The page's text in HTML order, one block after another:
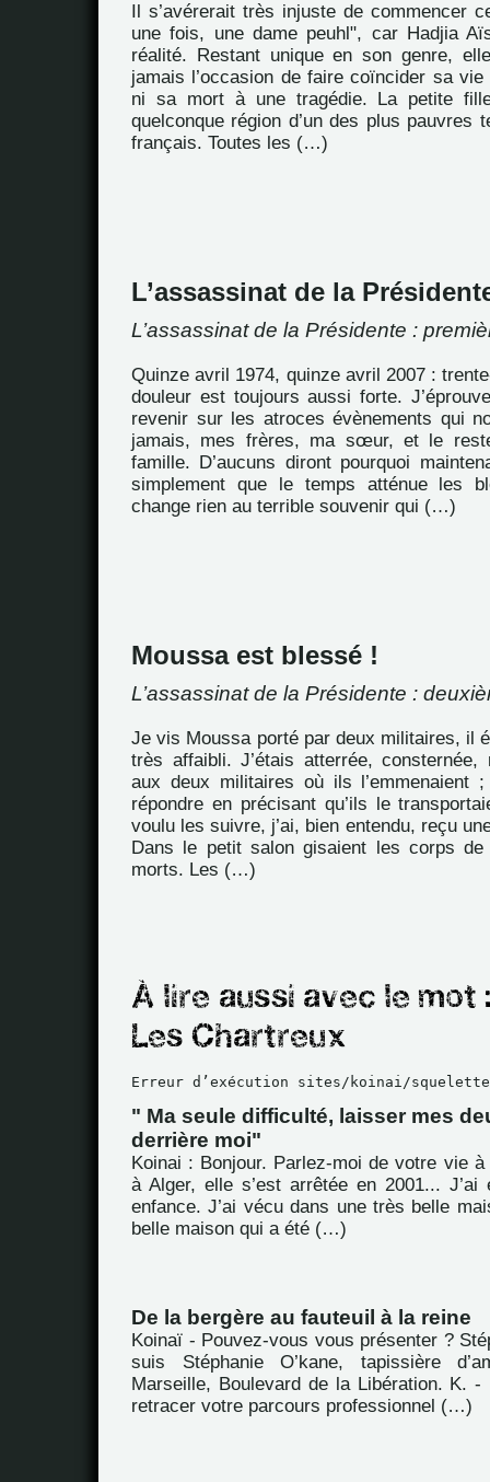
Il s’avérerait très injuste de commencer
une fois, une dame peuhl", car Hadjia
réalité. Restant unique en son genre,
jamais l’occasion de faire coïncider sa
ni sa mort à une tragédie. La petite
quelconque région d’un des plus pauvres
français. Toutes les (…)
L’assassinat de la
L’assassinat de la Présidente :
Quinze avril 1974, quinze avril 2007 :
douleur est toujours aussi forte.
revenir sur les atroces évènements qui
jamais, mes frères, ma sœur, et le
famille. D’aucuns diront pourquoi
simplement que le temps atténue les
change rien au terrible souvenir qui (…)
Moussa est blessé !
L’assassinat de la Présidente :
Je vis Moussa porté par deux militaires, il
très affaibli. J’étais atterrée, consternée,
aux deux militaires où ils l’emmenaient
répondre en précisant qu’ils le
voulu les suivre, j’ai, bien entendu, reçu
Dans le petit salon gisaient les corps
morts. Les (…)
Erreur d’exécution sites/koinai/
" Ma seule difficulté, laisser mes
derrière moi"
Koinai : Bonjour. Parlez-moi de votre vie
à Alger, elle s’est arrêtée en 2001... J’ai
enfance. J’ai vécu dans une très belle
belle maison qui a été (…)
De la bergère au fauteuil à la reine
Koinaï - Pouvez-vous vous présenter ?
suis Stéphanie O’kane, tapissière
Marseille, Boulevard de la Libération. K. -
retracer votre parcours professionnel (…)